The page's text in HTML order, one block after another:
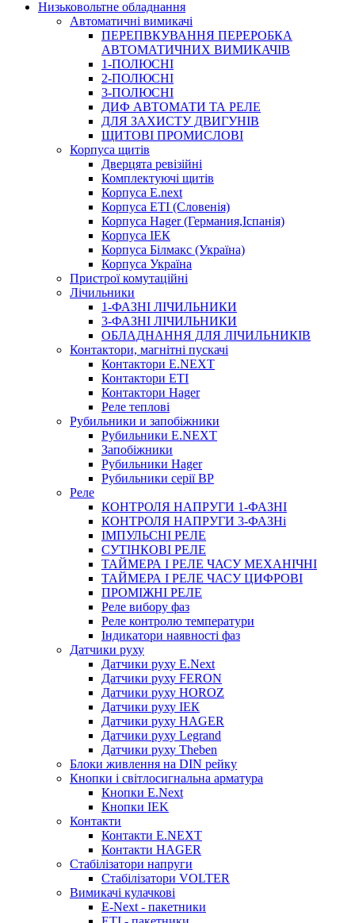
Низьковольтне обладнання
Автоматичні вимикачі
ПЕРЕПВКУВАННЯ ПЕРЕРОБКА
АВТОМАТИЧНИХ ВИМИКАЧІВ
1-ПОЛЮСНІ
2-ПОЛЮСНІ
3-ПОЛЮСНІ
ДИФ АВТОМАТИ ТА РЕЛЕ
ДЛЯ ЗАХИСТУ ДВИГУНІВ
ЩИТОВІ ПРОМИСЛОВІ
Корпуса щитів
Дверцята ревізійні
Комплектуючі щитів
Корпуса E.next
Корпуса ETI (Словенія)
Корпуса Hager (Германия,Іспанія)
Корпуса ІЕК
Корпуса Білмакс (Україна)
Корпуса Україна
Пристрої комутаційні
Лічильники
1-ФАЗНІ ЛІЧИЛЬНИКИ
3-ФАЗНІ ЛІЧИЛЬНИКИ
ОБЛАДНАННЯ ДЛЯ ЛІЧИЛЬНИКІВ
Контактори, магнітні пускачі
Контактори E.NEXT
Контактори ETI
Контактори Hager
Реле теплові
Рубильники и запобіжники
Рубильники E.NEXT
Запобіжники
Рубильники Hager
Рубильники серії ВР
Реле
КОНТРОЛЯ НАПРУГИ 1-ФАЗНІ
КОНТРОЛЯ НАПРУГИ 3-ФАЗНі
ІМПУЛЬСНІ РЕЛЕ
СУТІНКОВІ РЕЛЕ
ТАЙМЕРА І РЕЛЕ ЧАСУ МЕХАНІЧНІ
ТАЙМЕРА І РЕЛЕ ЧАСУ ЦИФРОВІ
ПРОМІЖНІ РЕЛЕ
Реле вибору фаз
Реле контролю температури
Індикатори наявності фаз
Датчики руху
Датчики руху E.Next
Датчики руху FERON
Датчики руху HOROZ
Датчики руху ІЕК
Датчики руху HAGER
Датчики руху Legrand
Датчики руху Theben
Блоки живлення на DIN рейку
Кнопки і світлосигнальна арматура
Кнопки E.Next
Кнопки IEK
Контакти
Контакти E.NEXT
Контакти HAGER
Стабілізатори напруги
Стабілізатори VOLTER
Вимикачі кулачкові
E-Next - пакетники